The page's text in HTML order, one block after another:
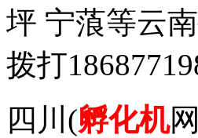
坪 宁蒗等云
拨打
四川(孵化机